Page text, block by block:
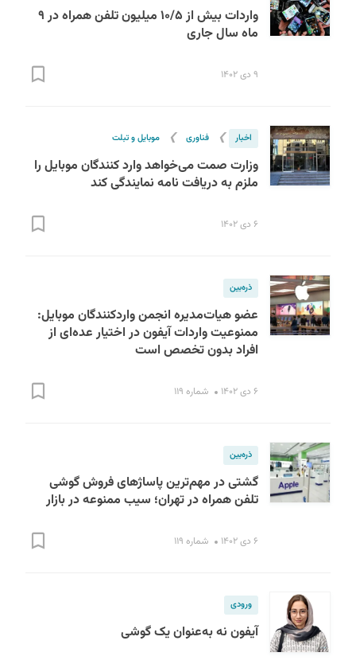
واردات بیش از ۱۰/۵ میلیون تلفن همراه در ۹
ماه سال جاری
۹ دی ۱۴۰۲
اخبار ❯ فناوری ❯ موبایل و تبلت
وزارت صمت می‌خواهد وارد کنندگان موبایل را
ملزم به دریافت نامه نمایندگی کند
۶ دی ۱۴۰۲
ذره‌بین
عضو هیات‌مدیره انجمن واردکنندگان موبایل:
ممنوعیت واردات آیفون در اختیار عده‌ای از
افراد بدون ‌تخصص است
۶ دی ۱۴۰۲ شماره ۱۱۹
ذره‌بین
گشتی در مهم‌ترین پاساژهای فروش گوشی
تلفن همراه در تهران؛ سیب ممنوعه در بازار
۶ دی ۱۴۰۲ شماره ۱۱۹
ورودی
آیفون نه به‌عنوان یک گوشی